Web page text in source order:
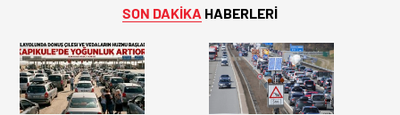
SON DAKİKA HABERLERİ